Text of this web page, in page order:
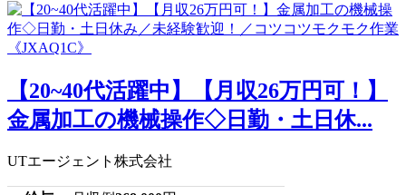
【20~40代活躍中】【月収26万円可！】
金属加工の機械操作◇日勤・土日休...
UTエージェント株式会社